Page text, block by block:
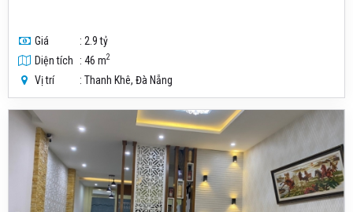
Giá
: 2.9 tỷ
Diện tích
: 46 m2
Vị trí : Thanh Khê, Đà Nẵng